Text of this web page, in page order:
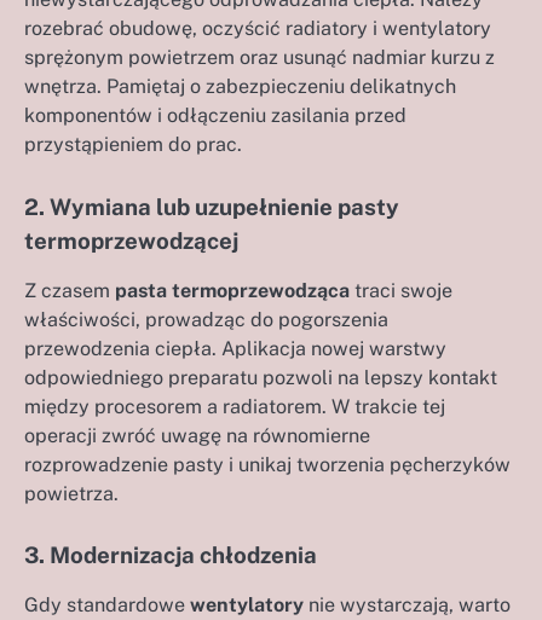
rozebrać obudowę, oczyścić radiatory i wentylatory
sprężonym powietrzem oraz usunąć nadmiar kurzu z
wnętrza. Pamiętaj o zabezpieczeniu delikatnych
komponentów i odłączeniu zasilania przed
przystąpieniem do prac.
2. Wymiana lub uzupełnienie pasty
termoprzewodzącej
Z czasem pasta termoprzewodząca traci swoje
właściwości, prowadząc do pogorszenia
przewodzenia ciepła. Aplikacja nowej warstwy
odpowiedniego preparatu pozwoli na lepszy kontakt
między procesorem a radiatorem. W trakcie tej
operacji zwróć uwagę na równomierne
rozprowadzenie pasty i unikaj tworzenia pęcherzyków
powietrza.
3. Modernizacja chłodzenia
Gdy standardowe wentylatory nie wystarczają, warto